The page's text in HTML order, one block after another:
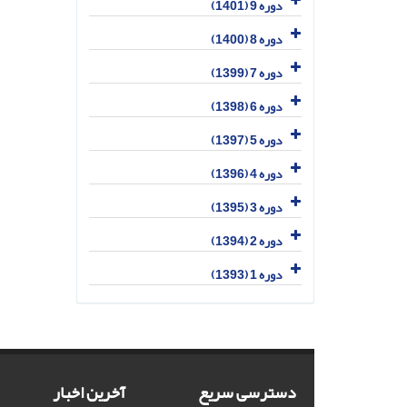
دوره 9 (1401)
دوره 8 (1400)
دوره 7 (1399)
دوره 6 (1398)
دوره 5 (1397)
دوره 4 (1396)
دوره 3 (1395)
دوره 2 (1394)
دوره 1 (1393)
دسترسی سریع آخرین اخبار